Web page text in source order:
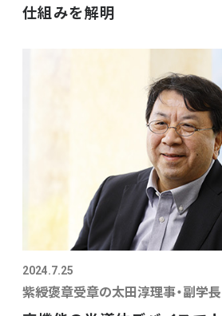
仕組みを解明
2024.7.25
紫綬褒章受章の太田淳理事・副学